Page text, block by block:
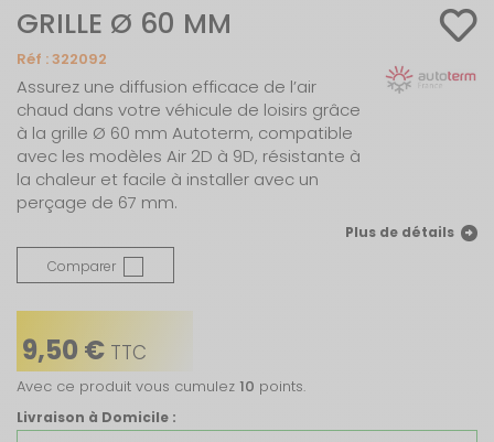
GRILLE Ø 60 MM
Réf :322092
Assurez une diffusion efficace de l’air
chaud dans votre véhicule de loisirs grâce
à la grille Ø 60 mm Autoterm, compatible
avec les modèles Air 2D à 9D, résistante à
la chaleur et facile à installer avec un
perçage de 67 mm.
Plus de détails
Comparer
9,50 € TTC
Avec ce produit vous cumulez 10 points.
Livraison à Domicile :